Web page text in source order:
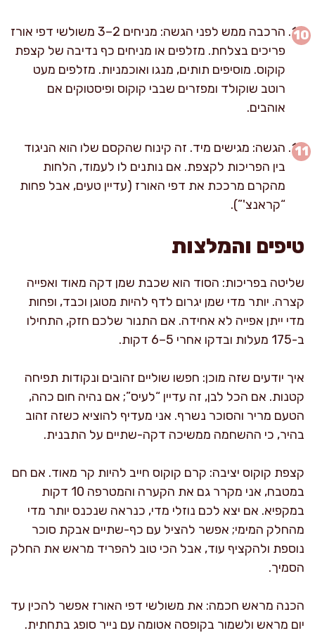
הרכבה ממש לפני הגשה: מניחים 2–3 משולשי דפי אורז
פריכים בצלחת. מזלפים או מניחים כף נדיבה של קצפת
קוקוס. מוסיפים תותים, מנגו ואוכמניות. מזלפים מעט
רוטב שוקולד ומפזרים שבבי קוקוס ופיסטוקים אם
אוהבים.
הגשה: מגישים מיד. זה קינוח שהקסם שלו הוא הניגוד
בין הפריכות לקצפת. אם נותנים לו לעמוד, הלחות
מהקרם מרככת את דפי האורז (עדיין טעים, אבל פחות
“קראנצ'”).
טיפים והמלצות
שליטה בפריכות: הסוד הוא שכבת שמן דקה מאוד ואפייה
קצרה. יותר מדי שמן יגרום לדף להיות מטוגן וכבד, ופחות
מדי ייתן אפייה לא אחידה. אם התנור שלכם חזק, התחילו
ב-175 מעלות ובדקו אחרי 5–6 דקות.
איך יודעים שזה מוכן: חפשו שוליים זהובים ונקודות תפיחה
קטנות. אם הכל לבן, זה עדיין “לעיס”; אם נהיה חום כהה,
הטעם מריר והסוכר נשרף. אני מעדיף להוציא כשזה זהוב
בהיר, כי ההשחמה ממשיכה דקה-שתיים על התבנית.
קצפת קוקוס יציבה: קרם קוקוס חייב להיות קר מאוד. אם חם
במטבח, אני מקרר גם את הקערה והמטרפה 10 דקות
במקפיא. אם יצא לכם נוזלי מדי, כנראה שנכנס יותר מדי
מהחלק המימי; אפשר להציל עם כף-שתיים אבקת סוכר
נוספת ולהקציף עוד, אבל הכי טוב להפריד מראש את החלק
הסמיך.
הכנה מראש חכמה: את משולשי דפי האורז אפשר להכין עד
יום מראש ולשמור בקופסה אטומה עם נייר סופג בתחתית.